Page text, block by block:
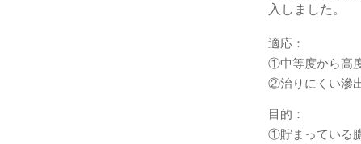
入しました。
適応：
①中等度から高
②治りにくい滲
目的：
①貯まっている